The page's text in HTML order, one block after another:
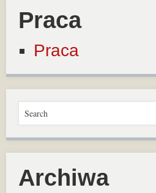
Praca
Praca
Archiwa